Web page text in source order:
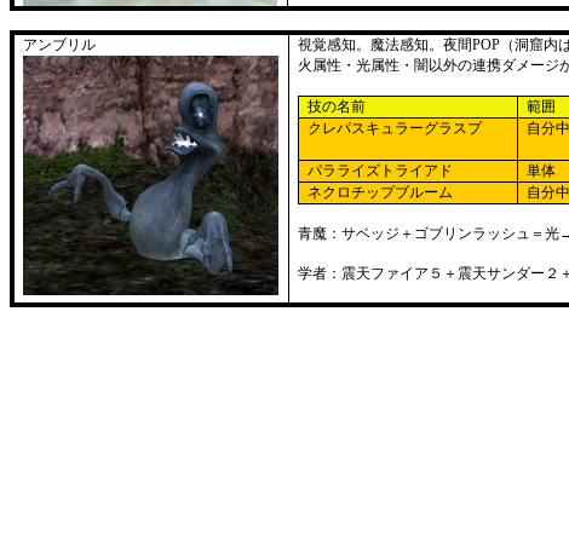
アンブリル 視覚感知。魔法感知。夜間POP （洞窟内
火属性・光属性・闇以外の連携ダメージ
技の名前 範囲
クレパスキュラーグラスプ
自分
パラライズトライアド 単体
ネクロチップブルーム
自分
青魔：サベッジ＋ゴブリンラッシュ＝
学者：震天ファイア５＋震天サンダー２